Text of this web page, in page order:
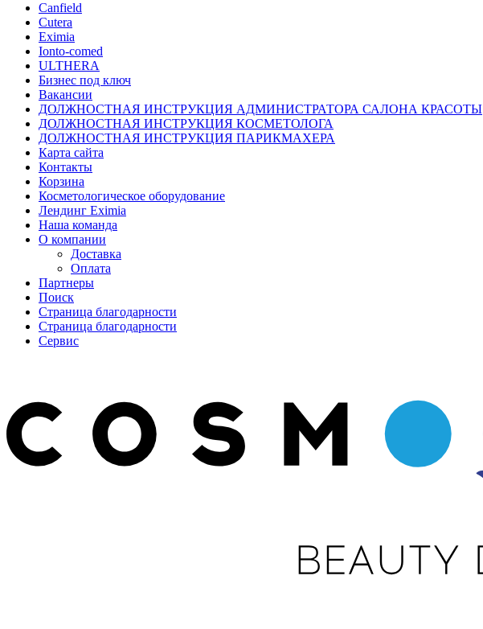
Canfield
Cutera
Eximia
Ionto-comed
ULTHERA
Бизнес под ключ
Вакансии
ДОЛЖНОСТНАЯ ИНСТРУКЦИЯ АДМИНИСТРАТОРА САЛОНА КРАСОТЫ
ДОЛЖНОСТНАЯ ИНСТРУКЦИЯ КОСМЕТОЛОГА
ДОЛЖНОСТНАЯ ИНСТРУКЦИЯ ПАРИКМАХЕРА
Карта сайта
Контакты
Корзина
Косметологическое оборудование
Лендинг Eximia
Наша команда
О компании
Доставка
Оплата
Партнеры
Поиск
Страница благодарности
Страница благодарности
Сервис